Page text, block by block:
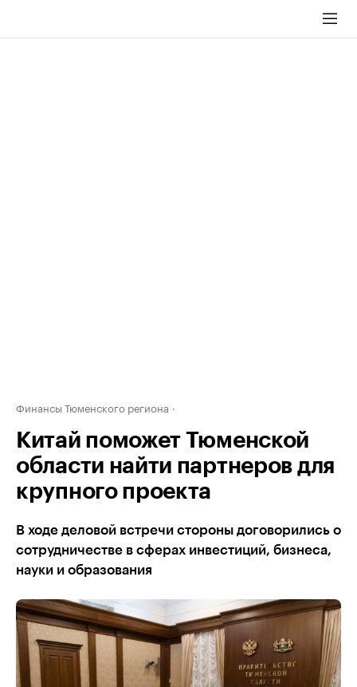
Финансы Тюменского региона
Китай поможет Тюменской
области найти партнеров для
крупного проекта
В ходе деловой встречи стороны договорились о
сотрудничестве в сферах инвестиций, бизнеса,
науки и образования